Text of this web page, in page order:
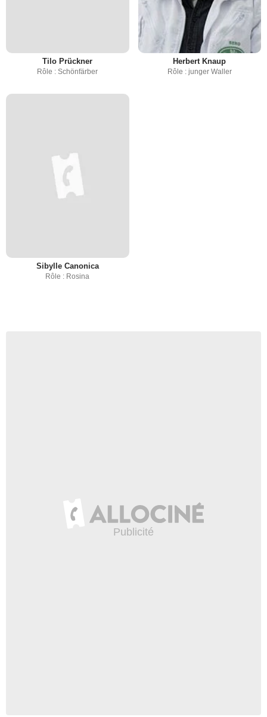
Tilo Prückner
Rôle : Schönfärber
Herbert Knaup
Rôle : junger Waller
Sibylle Canonica
Rôle : Rosina